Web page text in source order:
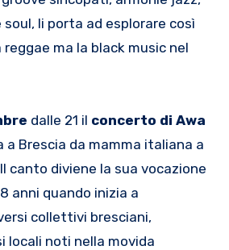
li porta ad esplorare così
ma la black music nel
dalle 21 il concerto di Awa
Brescia da mamma italiana a
canto diviene la sua vocazione
anni quando inizia a
collettivi bresciani,
locali noti nella movida